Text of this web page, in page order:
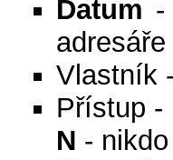
Datum -
adresáře
Vlastník
Přístup -
N - nikdo